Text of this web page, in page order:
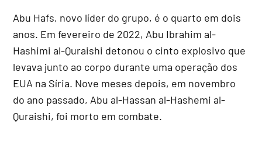
Abu Hafs, novo líder do grupo, é o quarto em dois
anos. Em fevereiro de 2022, Abu Ibrahim al-
Hashimi al-Quraishi detonou o cinto explosivo que
levava junto ao corpo durante uma operação dos
EUA na Síria. Nove meses depois, em novembro
do ano passado, Abu al-Hassan al-Hashemi al-
Quraishi, foi morto em combate.